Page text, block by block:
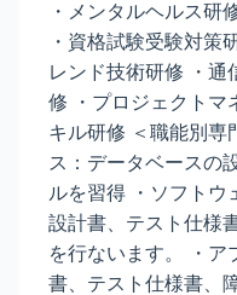
・メンタルヘルス研
・資格試験受験対策
レンド技術研修 ・通
修 ・プロジェクトマ
キル研修 ＜職能別専
ス：データベースの
ルを習得 ・ソフトウ
設計書、テスト仕様
を行ないます。 ・ア
書、テスト仕様書、